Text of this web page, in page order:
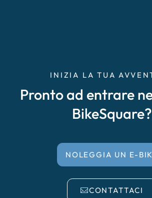
INIZIA LA TUA
Pronto ad entrare
BikeSquare?
NOLEGGIA UN E-
CONTATTACI